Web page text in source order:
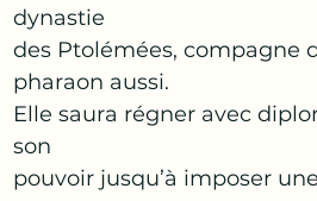
dynastie
des Ptolémées, compagne
pharaon aussi.
Elle saura régner avec
son
pouvoir jusqu’à imposer